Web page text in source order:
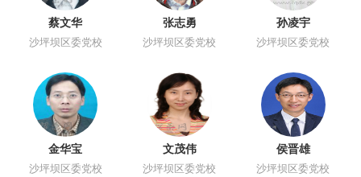
蔡文华
沙坪坝区委党校
张志勇
沙坪坝区委党校
孙凌宇
沙坪坝区委党校
金华宝
沙坪坝区委党校
文茂伟
沙坪坝区委党校
侯晋雄
沙坪坝区委党校